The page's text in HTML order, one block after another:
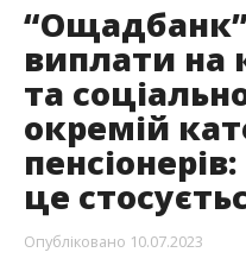
виплати на
та
окремій
це
Опубліковано 10.07.2023